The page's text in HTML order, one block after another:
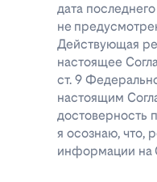
дата
не
Действующая
настоящее
ст. 9
настоящим
достоверность
я осознаю, что,
информации на